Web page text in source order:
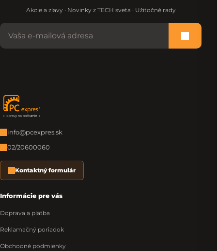
Akcie a zľavy · Novinky z TECH sveta · Užitočné rady
Zápätie
info@pcexpres.sk
02/20600060
Kontaktný formulár
Informácie pre vás
Doprava a platba
Reklamačný poriadok
Obchodné podmienky